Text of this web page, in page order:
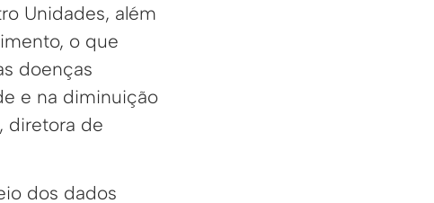
Unidades, além
o que
doenças
e na diminuição
diretora de
dos dados